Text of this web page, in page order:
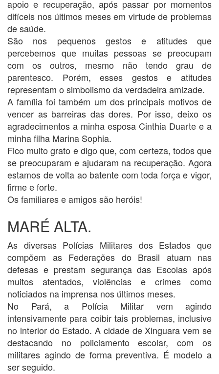
apoio e recuperação, após passar por momentos
difíceis nos últimos meses em virtude de problemas
de saúde.
São nos pequenos gestos e atitudes que
percebemos que muitas pessoas se preocupam
com os outros, mesmo não tendo grau de
parentesco. Porém, esses gestos e atitudes
representam o simbolismo da verdadeira amizade.
A família foi também um dos principais motivos de
vencer as barreiras das dores. Por isso, deixo os
agradecimentos a minha esposa Cinthia Duarte e a
minha filha Marina Sophia.
Fico muito grato e digo que, com certeza, todos que
se preocuparam e ajudaram na recuperação. Agora
estamos de volta ao batente com toda força e vigor,
firme e forte.
Os familiares e amigos são heróis!
MARÉ ALTA.
As diversas Polícias Militares dos Estados que
compõem as Federações do Brasil atuam nas
defesas e prestam segurança das Escolas após
muitos atentados, violências e crimes como
noticiados na imprensa nos últimos meses.
No Pará, a Polícia Militar vem agindo
intensivamente para coibir tais problemas, inclusive
no interior do Estado. A cidade de Xinguara vem se
destacando no policiamento escolar, com os
militares agindo de forma preventiva. É modelo a
ser seguido.